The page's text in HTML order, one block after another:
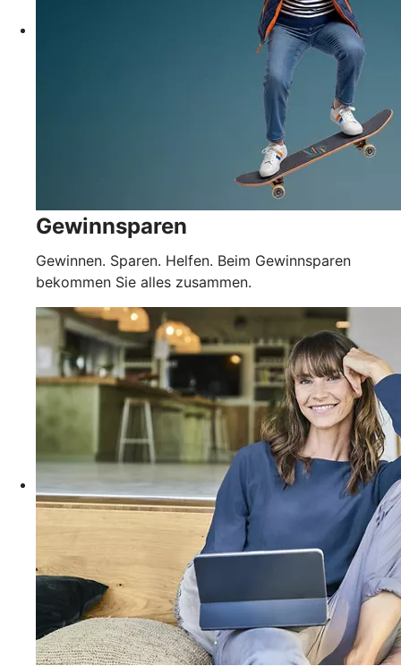
Gewinnsparen
Gewinnen. Sparen. Helfen. Beim Gewinnsparen
bekommen Sie alles zusammen.